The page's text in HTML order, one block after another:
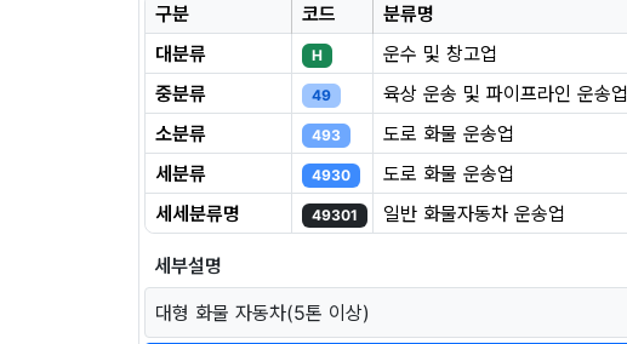
구분 코드
분류명
대분류
H
운수 및 창고업
중분류
49
육상 운송 및 파이프라인 운송업
소분류
493
도로 화물 운송업
세분류
4930
도로 화물 운송업
세세분류명
49301 일반 화물자동차 운송업
세부설명
대형 화물 자동차(5톤 이상)